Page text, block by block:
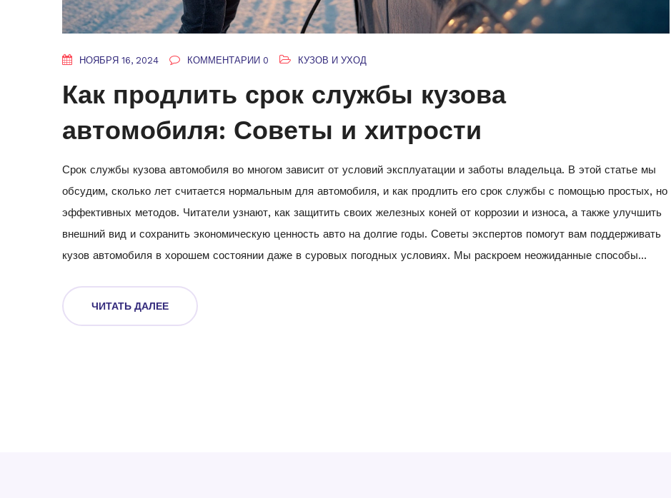
НОЯБРЯ 16, 2024 КОММЕНТАРИИ 0 КУЗОВ И УХОД
Как продлить срок службы кузова
автомобиля: Советы и хитрости
Срок службы кузова автомобиля во многом зависит от условий эксплуатации и заботы владельца. В этой статье мы
обсудим, сколько лет считается нормальным для автомобиля, и как продлить его срок службы с помощью простых, но
эффективных методов. Читатели узнают, как защитить своих железных коней от коррозии и износа, а также улучшить
внешний вид и сохранить экономическую ценность авто на долгие годы. Советы экспертов помогут вам поддерживать
кузов автомобиля в хорошем состоянии даже в суровых погодных условиях. Мы раскроем неожиданные способы
ЧИТАТЬ ДАЛЕЕ